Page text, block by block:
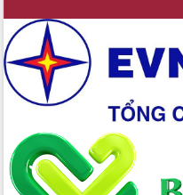
Đoàn thanh tra EC
Chủ tịch UBND tỉnh Tạ Anh Tuấn thăm,
chúc mừng các bệnh viện nhân Ngày
Thầy thuốc Việt Nam
Rộn ràng lễ hội truyền thống Sông
nước Đà Nông lần thứ I năm 2026
Kỳ họp Chuyên đề lần thứ Năm, HĐND
tỉnh Đắk Lắk thông qua các nghị quyết
quan trọng